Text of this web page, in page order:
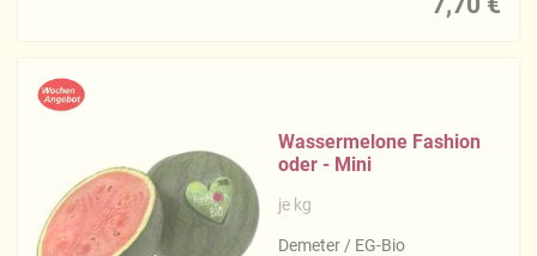
Wassermelone Fashion
oder - Mini
je kg
Demeter / EG-Bio